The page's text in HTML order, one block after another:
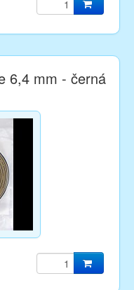
6,4 mm - černá